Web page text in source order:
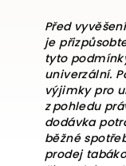
Před
je
tyto
univerzální.
výjimky pro
z pohledu
dodávka
běžné
prodej